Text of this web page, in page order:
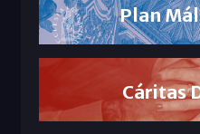
Plan
Cáritas